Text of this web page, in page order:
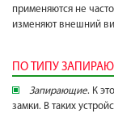
применяются не
изменяют внешний
ПО ТИПУ
Запирающие. К
замки. В таких